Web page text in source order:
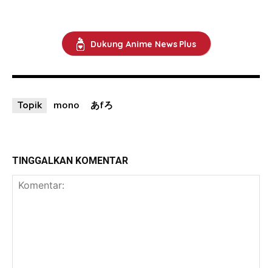
Dukung Anime News Plus
Topik mono あfろ
TINGGALKAN KOMENTAR